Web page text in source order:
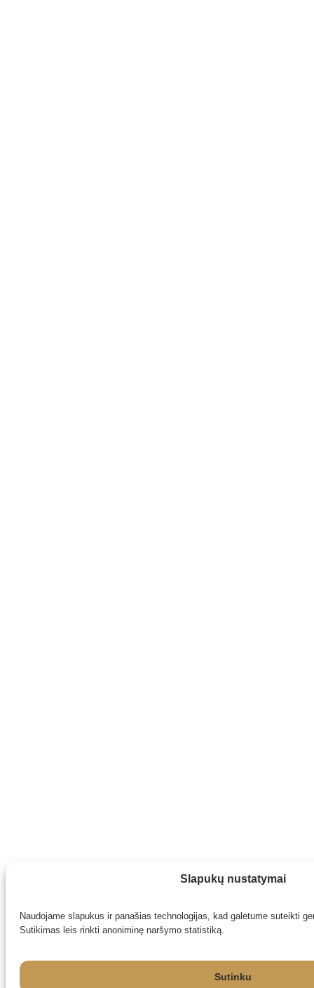
Slapukų nustatymai
Naudojame slapukus ir panašias technologijas, kad galėtume suteikti
Sutikimas leis rinkti anoniminę naršymo statistiką.
Sutinku